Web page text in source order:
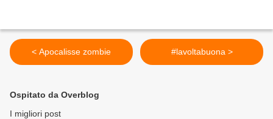
< Apocalisse zombie #lavoltabuona >
Ospitato da Overblog
I migliori post